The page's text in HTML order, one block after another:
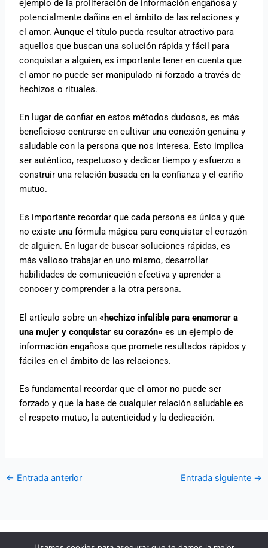
ejemplo de la proliferación de información engañosa y
potencialmente dañina en el ámbito de las relaciones y
el amor. Aunque el título pueda resultar atractivo para
aquellos que buscan una solución rápida y fácil para
conquistar a alguien, es importante tener en cuenta que
el amor no puede ser manipulado ni forzado a través de
hechizos o rituales.
En lugar de confiar en estos métodos dudosos, es más
beneficioso centrarse en cultivar una conexión genuina y
saludable con la persona que nos interesa. Esto implica
ser auténtico, respetuoso y dedicar tiempo y esfuerzo a
construir una relación basada en la confianza y el cariño
mutuo.
Es importante recordar que cada persona es única y que
no existe una fórmula mágica para conquistar el corazón
de alguien. En lugar de buscar soluciones rápidas, es
más valioso trabajar en uno mismo, desarrollar
habilidades de comunicación efectiva y aprender a
conocer y comprender a la otra persona.
El artículo sobre un«hechizo infalible para enamorar a
una mujer y conquistar su corazón» es un ejemplo de
información engañosa que promete resultados rápidos y
fáciles en el ámbito de las relaciones.
Es fundamental recordar que el amor no puede ser
forzado y que la base de cualquier relación saludable es
el respeto mutuo, la autenticidad y la dedicación.
← Entrada anterior Entrada siguiente →